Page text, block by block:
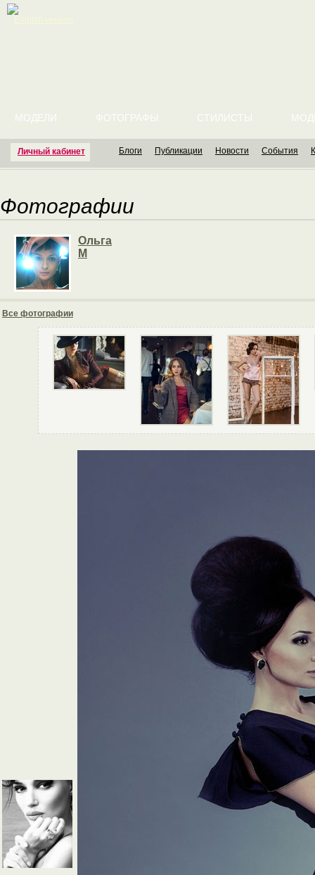
Личный кабинет
МОДЕЛИ ФОТОГРАФЫ СТИЛИСТЫ
Блоги Публикации Новости События
Фотографии
Ольга
М
Все фотографии